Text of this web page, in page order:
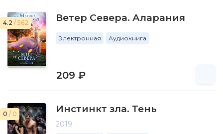
4.2 / 562 Ветер Севера. Аларания
Электронная Аудиокнига
209 ₽
0 / 0 Инстинкт зла. Тень
2019